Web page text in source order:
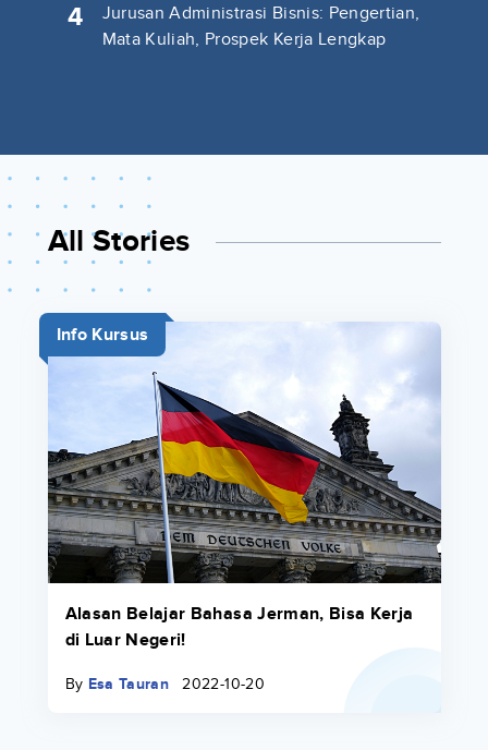
4
Jurusan Administrasi Bisnis: Pengertian,
Mata Kuliah, Prospek Kerja Lengkap
All Stories
Info Kursus
Alasan Belajar Bahasa Jerman, Bisa Kerja
di Luar Negeri!
By Esa Tauran 2022-10-20